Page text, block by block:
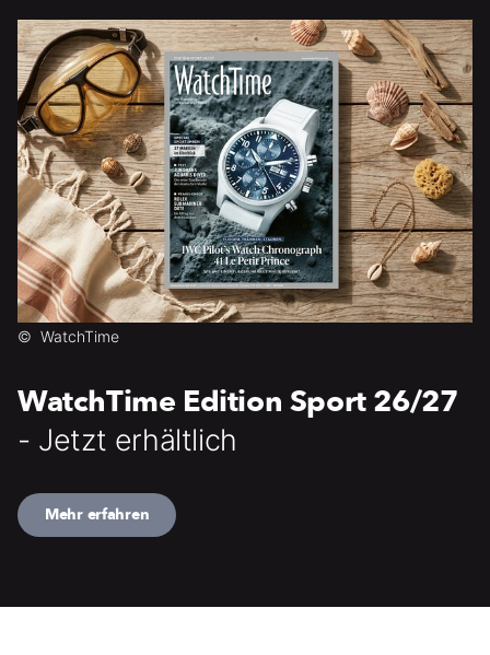
© WatchTime
WatchTime Edition Sport 26/27
- Jetzt erhältlich
Mehr erfahren